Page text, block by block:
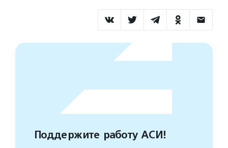
Поддержите работу АСИ!